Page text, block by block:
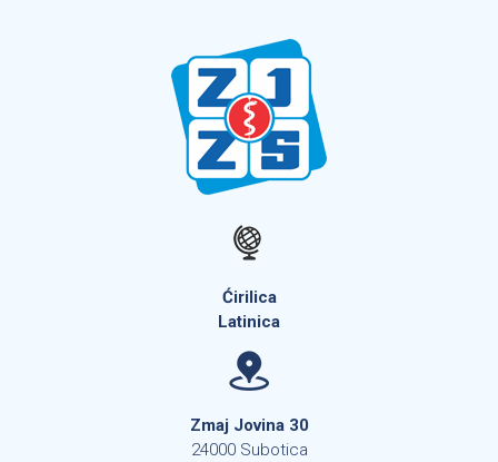
Ćirilica
Latinica
Zmaj Jovina 30
24000 Subotica